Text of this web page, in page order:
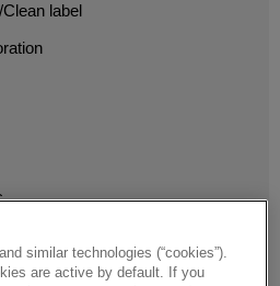
label
similar technologies (“cookies”).
are active by default. If you